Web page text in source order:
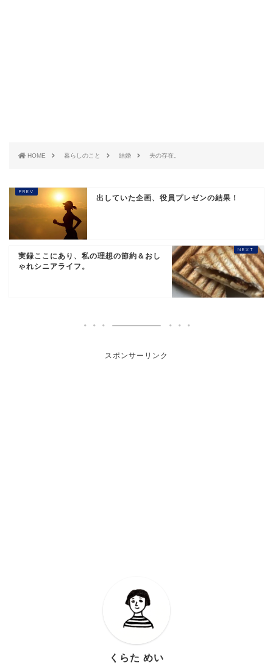
HOME 暮らしのこと 結婚 夫の存在。
出していた企画、役員プレゼンの結果！
実録ここにあり、私の理想の節約＆おし
ゃれシニアライフ。
スポンサーリンク
くらた めい